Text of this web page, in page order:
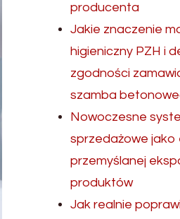
producenta
Jakie znaczenie
higieniczny PZH i
zgodności
szamba
Nowoczesne
sprzedażowe jako
przemyślanej
produktów
Jak realnie